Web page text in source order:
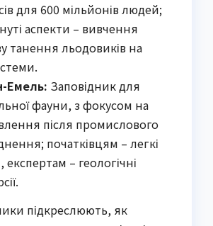
для 600 мільйонів людей;
аспекти – вивчення
танення льодовиків на
Емель: Заповідник для
фауни, з фокусом на
після промислового
початківцям – легкі
експертам – геологічні
підкреслюють, як